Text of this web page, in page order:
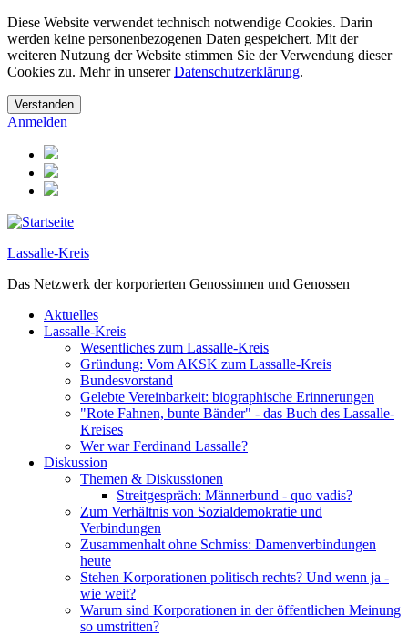
Diese Website verwendet technisch notwendige Cookies. Darin
werden keine personenbezogenen Daten gespeichert. Mit der
weiteren Nutzung der Website stimmen Sie der Verwendung dieser
Cookies zu. Mehr in unsererDatenschutzerklärung.
Anmelden
Lassalle-Kreis
Das Netzwerk der korporierten Genossinnen und Genossen
Aktuelles
Lassalle-Kreis
Wesentliches zum Lassalle-Kreis
Gründung: Vom AKSK zum Lassalle-Kreis
Bundesvorstand
Gelebte Vereinbarkeit: biographische Erinnerungen
"Rote Fahnen, bunte Bänder" - das Buch des Lassalle-
Kreises
Wer war Ferdinand Lassalle?
Diskussion
Themen & Diskussionen
Streitgespräch: Männerbund - quo vadis?
Zum Verhältnis von Sozialdemokratie und
Verbindungen
Zusammenhalt ohne Schmiss: Damenverbindungen
heute
Stehen Korporationen politisch rechts? Und wenn ja -
wie weit?
Warum sind Korporationen in der öffentlichen Meinung
so umstritten?